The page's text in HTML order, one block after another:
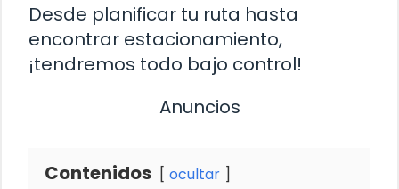
Desde planificar tu ruta hasta
encontrar estacionamiento,
¡tendremos todo bajo control!
Anuncios
Contenidos ocultar